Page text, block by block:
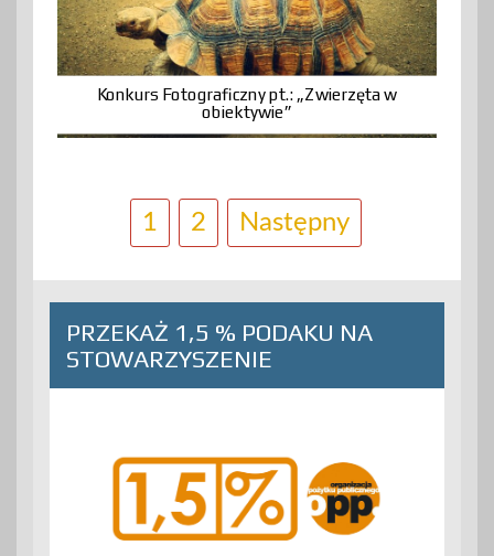
Konkurs Fotograficzny pt.: „Zwierzęta w
obiektywie”
a
w
g
1 2 Następny
PRZEKAŻ 1,5 % PODAKU NA
STOWARZYSZENIE